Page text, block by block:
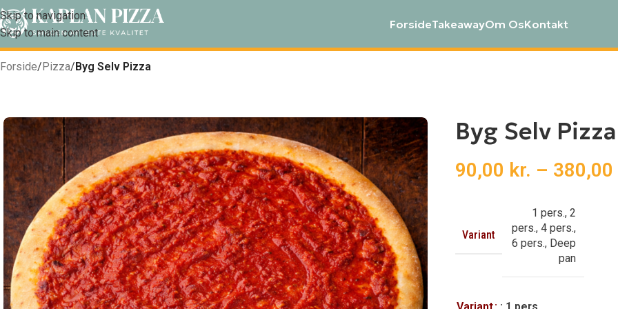
Skip to navigation
Skip to main content
ForsideTakeawayOm OsKontakt
Forside/Pizza/Byg Selv Pizza
Byg Selv Pizza
90,00 kr. – 380,00
Variant
1 pers., 2
pers., 4 pers.,
6 pers., Deep
pan
Variant : 1 pers.